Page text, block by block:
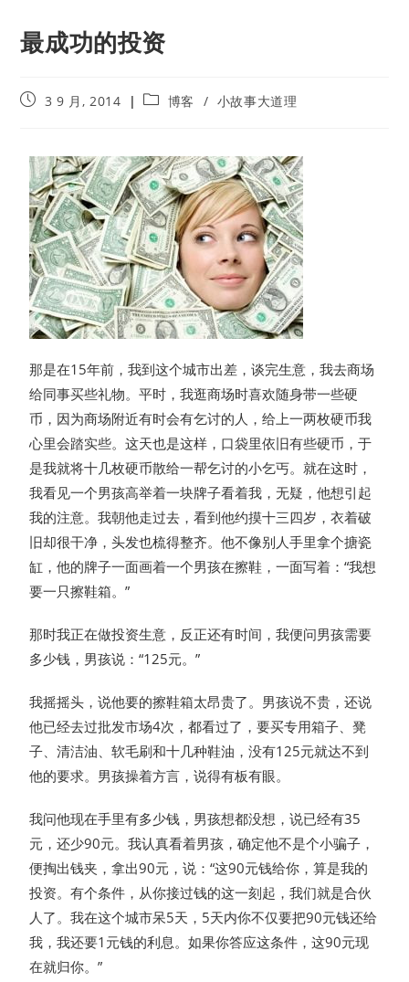
最成功的投资
3 9 月, 2014 博客 / 小故事大道理
那是在15年前，我到这个城市出差，谈完生意，我去商场
给同事买些礼物。平时，我逛商场时喜欢随身带一些硬
币，因为商场附近有时会有乞讨的人，给上一两枚硬币我
心里会踏实些。这天也是这样，口袋里依旧有些硬币，于
是我就将十几枚硬币散给一帮乞讨的小乞丐。就在这时，
我看见一个男孩高举着一块牌子看着我，无疑，他想引起
我的注意。我朝他走过去，看到他约摸十三四岁，衣着破
旧却很干净，头发也梳得整齐。他不像别人手里拿个搪瓷
缸，他的牌子一面画着一个男孩在擦鞋，一面写着：“我想
要一只擦鞋箱。”
那时我正在做投资生意，反正还有时间，我便问男孩需要
多少钱，男孩说：“125元。”
我摇摇头，说他要的擦鞋箱太昂贵了。男孩说不贵，还说
他已经去过批发市场4次，都看过了，要买专用箱子、凳
子、清洁油、软毛刷和十几种鞋油，没有125元就达不到
他的要求。男孩操着方言，说得有板有眼。
我问他现在手里有多少钱，男孩想都没想，说已经有35
元，还少90元。我认真看着男孩，确定他不是个小骗子，
便掏出钱夹，拿出90元，说：“这90元钱给你，算是我的
投资。有个条件，从你接过钱的这一刻起，我们就是合伙
人了。我在这个城市呆5天，5天内你不仅要把90元钱还给
我，我还要1元钱的利息。如果你答应这条件，这90元现
在就归你。”